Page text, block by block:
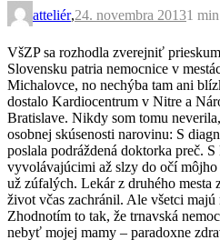
atteliér,24. novembra 20131 min
VšZP sa rozhodla zverejniť
Slovensku patria nemocnice v
Michalovce, no nechýba tam ani
dostalo Kardiocentrum v Nitre a
Bratislave. Nikdy som tomu
osobnej skúsenosti narovinu: S
poslala podráždená doktorka preč.
vyvolávajúcimi až slzy do očí
už zúfalých. Lekár z druhého mesta
život včas zachránil. Ale všetci
Zhodnotím to tak, že trnavská
nebyť mojej mamy – paradoxne